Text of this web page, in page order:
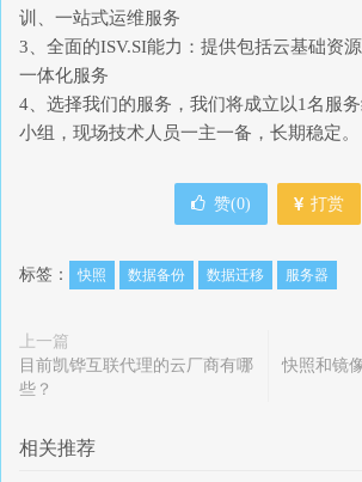
训、一站式运维服务
3、全面的ISV.SI能力：提供包括云基础资
一体化服务
4、选择我们的服务，我们将成立以1名服
小组，现场技术人员一主一备，长期稳定。
赞(0) 打赏
标签： 快照 数据备份 数据迁移 服务器
上一篇
目前凯铧互联代理的云厂商有哪
些？
快照和镜
相关推荐